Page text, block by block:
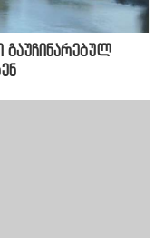
გაუჩინარებულ